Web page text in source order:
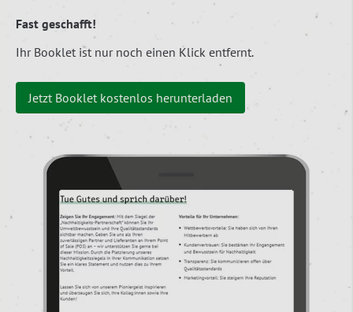
Fast geschafft!
Ihr Booklet ist nur noch einen Klick entfernt.
Jetzt Booklet kostenlos herunterladen